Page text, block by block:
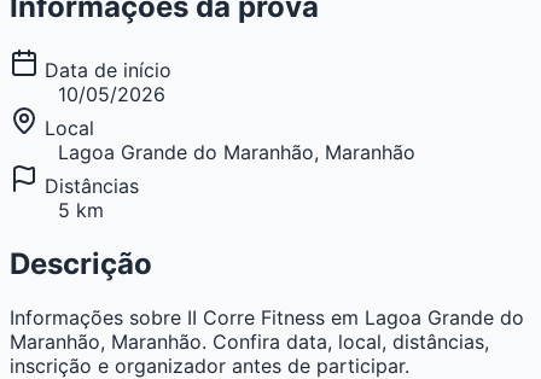
Data de início
10/05/2026
Local
Lagoa Grande do Maranhão, Maranhão
Distâncias
5 km
Descrição
Informações sobre II Corre Fitness em Lagoa Grande do
Maranhão, Maranhão. Confira data, local, distâncias,
inscrição e organizador antes de participar.